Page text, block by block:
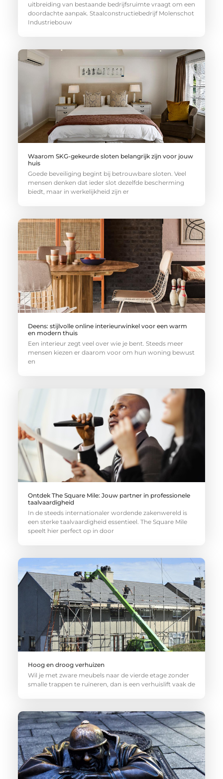
uitbreiding van bestaande bedrijfsruimte vraagt om een
doordachte aanpak. Staalconstructiebedrijf Molenschot
Industriebouw
Waarom SKG-gekeurde sloten belangrijk zijn voor jouw
huis
Goede beveiliging begint bij betrouwbare sloten. Veel
mensen denken dat ieder slot dezelfde bescherming
biedt, maar in werkelijkheid zijn er
Deens: stijlvolle online interieurwinkel voor een warm
en modern thuis
Een interieur zegt veel over wie je bent. Steeds meer
mensen kiezen er daarom voor om hun woning bewust
en
Ontdek The Square Mile: Jouw partner in professionele
taalvaardigheid
In de steeds internationaler wordende zakenwereld is
een sterke taalvaardigheid essentieel. The Square Mile
speelt hier perfect op in door
Hoog en droog verhuizen
Wil je met zware meubels naar de vierde etage zonder
smalle trappen te ruïneren, dan is een verhuislift vaak de